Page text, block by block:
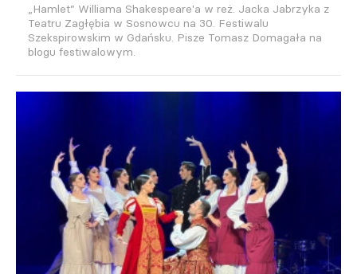
„Hamlet” Williama Shakespeare'a w reż. Jacka Jabrzyka z
Teatru Zagłębia w Sosnowcu na 30. Festiwalu
Szekspirowskim w Gdańsku. Pisze Tomasz Domagała na
blogu festiwalowym.